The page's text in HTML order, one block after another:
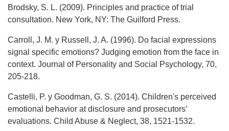
Brodsky, S. L. (2009). Principles and practice of trial
consultation. New York, NY: The Guilford Press.
Carroll, J. M. y Russell, J. A. (1996). Do facial expressions
signal specific emotions? Judging emotion from the face in
context. Journal of Personality and Social Psychology, 70,
205-218.
Castelli, P. y Goodman, G. S. (2014). Children's perceived
emotional behavior at disclosure and prosecutors’
evaluations. Child Abuse & Neglect, 38, 1521-1532.